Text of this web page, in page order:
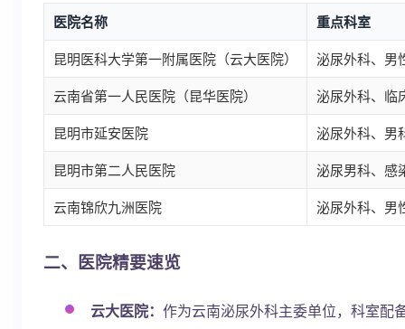
医院名称 重点科室
昆明医科大学第一附属医院（云大医院）
泌尿外科、男
云南省第一人民医院（昆华医院）
泌尿外科、临
昆明市延安医院
泌尿外科、男
昆明市第二人民医院
泌尿男科、感
云南锦欣九洲医院
泌尿外科、男
二、医院精要速览
云大医院： 作为云南泌尿外科主委单位，科室配